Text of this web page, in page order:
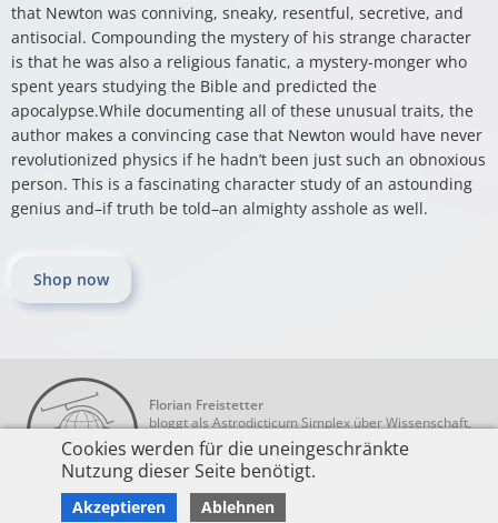
that Newton was conniving, sneaky, resentful, secretive, and
antisocial. Compounding the mystery of his strange character
is that he was also a religious fanatic, a mystery-monger who
spent years studying the Bible and predicted the
apocalypse.While documenting all of these unusual traits, the
author makes a convincing case that Newton would have never
revolutionized physics if he hadn’t been just such an obnoxious
person. This is a fascinating character study of an astounding
genius and–if truth be told–an almighty asshole as well.
Shop now
Florian Freistetter
bloggt als Astrodicticum Simplex über Wissenschaft,
schreibt Bücher und ist Teil des
Wissenschaftskabaretts Science Busters
Cookies werden für die uneingeschränkte
Nutzung dieser Seite benötigt.
Akzeptieren Ablehnen